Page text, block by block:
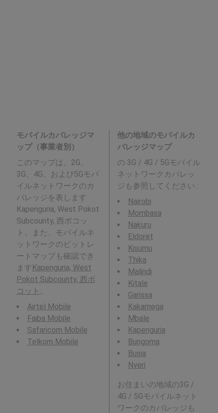
モバイルカバレッジマ
ップ（事業者別）
このマップは、2G、
3G、4G、および5Gモバ
イルネットワークのカ
バレッジを表します
Kapenguria, West Pokot
Subcounty, 西ポコッ
ト。また、モバイルネ
ットワークのビットレ
ートマップも確認でき
ます Kapenguria, West
Pokot Subcounty, 西ポ
コット 。
Airtel Mobile
Faiba Mobile
Safaricom Mobile
Telkom Mobile
他の地域のモバイルカ
バレッジマップ
の 3G / 4G / 5Gモバイル
ネットワークカバレッ
ジも参照してください :
Nairobi
Mombasa
Nakuru
Eldoret
Kisumu
Thika
Malindi
Kitale
Garissa
Kakamega
Mbale
Kapenguria
Bungoma
Busia
Nyeri
お住まいの地域の3G /
4G / 5Gモバイルネット
ワークのカバレッジも